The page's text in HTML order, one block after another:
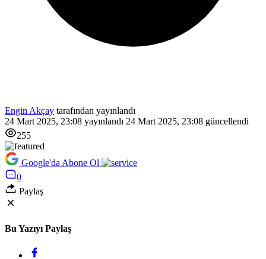
Engin Akçay tarafından yayınlandı
24 Mart 2025, 23:08 yayınlandı 24 Mart 2025, 23:08 güncellendi
255
Google'da Abone Ol
0
Paylaş
Bu Yazıyı Paylaş